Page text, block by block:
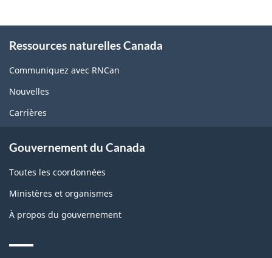
this
site
Ressources naturelles Canada
Communiquez avec RNCan
Nouvelles
Carrières
Gouvernement du Canada
Toutes les coordonnées
Ministères et organismes
À propos du gouvernement